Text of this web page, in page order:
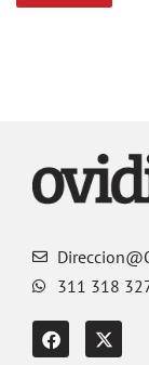
311 318